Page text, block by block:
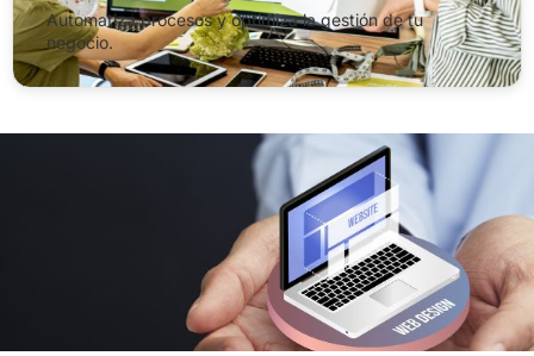
Automatiza procesos y optimiza la gestión de tu
negocio.